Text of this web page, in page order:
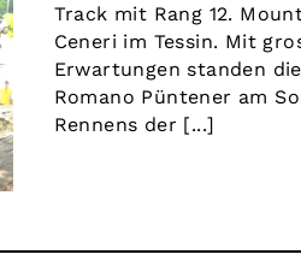
Track mit Rang 12.
Ceneri im Tessin. Mit
Erwartungen standen
Romano Püntener am
Rennens der [...]